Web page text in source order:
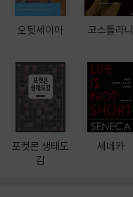
오뒷세이아
포켓몬 생태도
감
코스톨라니
세네카